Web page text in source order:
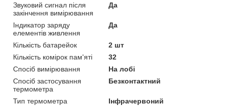
Звуковий сигнал після
закінчення вимірювання
Да
Індикатор заряду
елементів живлення
Да
Кількість батарейок
2 шт
Кількість комірок пам'яті
32
Спосіб вимірювання
На лобі
Спосіб застосування
термометра
Безконтактний
Тип термометра
Інфрачервоний